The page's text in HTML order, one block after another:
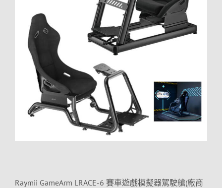
Raymii GameArm LRACE-6 賽車遊戲模擬器駕駛艙(廠商